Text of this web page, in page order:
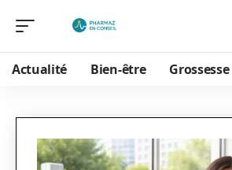
Actualité Bien-être Grossesse